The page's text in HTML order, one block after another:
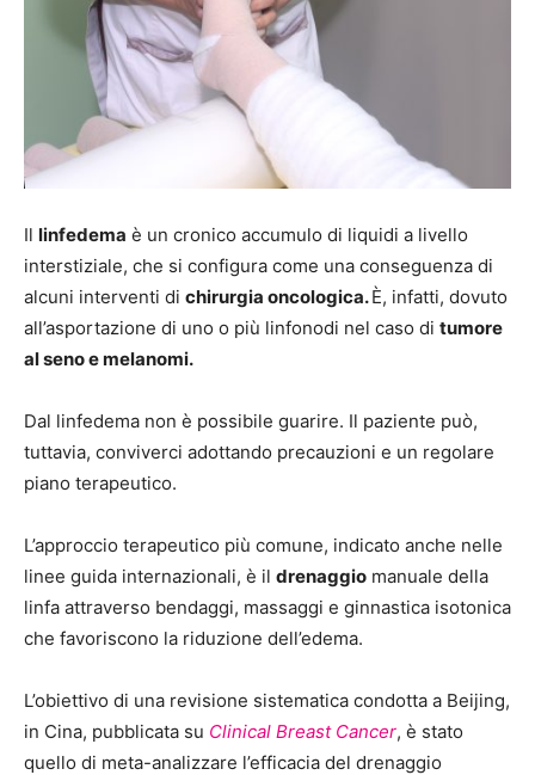
Il linfedema è un cronico accumulo di liquidi a livello
interstiziale, che si configura come una conseguenza di
alcuni interventi di chirurgia oncologica.È, infatti, dovuto
all’asportazione di uno o più linfonodi nel caso di tumore
al seno e melanomi.
Dal linfedema non è possibile guarire. Il paziente può,
tuttavia, conviverci adottando precauzioni e un regolare
piano terapeutico.
L’approccio terapeutico più comune, indicato anche nelle
linee guida internazionali, è il drenaggio manuale della
linfa attraverso bendaggi, massaggi e ginnastica isotonica
che favoriscono la riduzione dell’edema.
L’obiettivo di una revisione sistematica condotta a Beijing,
in Cina, pubblicata su Clinical Breast Cancer, è stato
quello di meta-analizzare l’efficacia del drenaggio